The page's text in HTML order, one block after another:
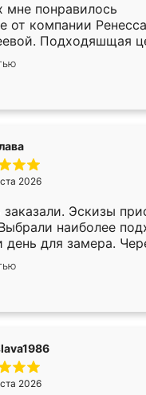
мне понравилось
от компании
Подходяшщая
изготовления.
Владислав
моему эскизу самый
2026
заказали. Эскизы
наиболее
день для замера.
была уже готова.
Спасибо
работу!
2026